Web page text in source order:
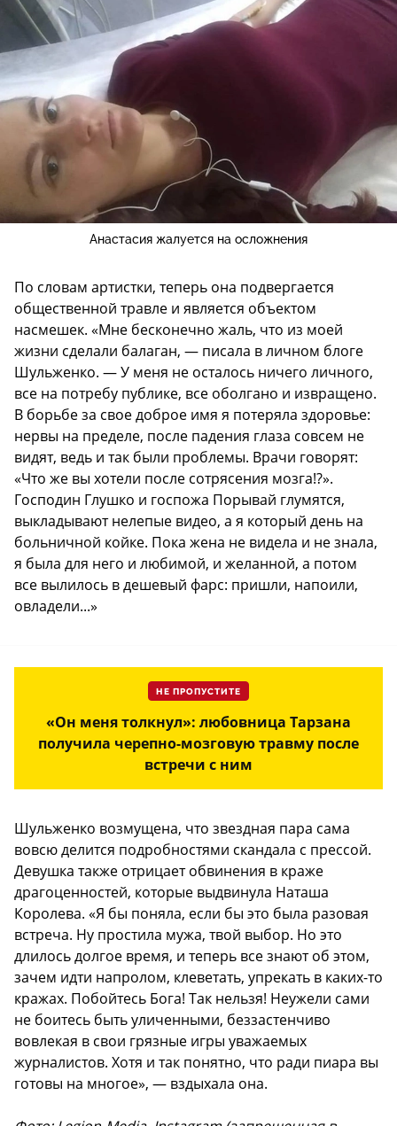
Анастасия жалуется на осложнения
По словам артистки, теперь она подвергается
общественной травле и является объектом
насмешек. «Мне бесконечно жаль, что из моей
жизни сделали балаган, — писала в личном блоге
Шульженко. — У меня не осталось ничего личного,
все на потребу публике, все оболгано и извращено.
В борьбе за свое доброе имя я потеряла здоровье:
нервы на пределе, после падения глаза совсем не
видят, ведь и так были проблемы. Врачи говорят:
«Что же вы хотели после сотрясения мозга!?».
Господин Глушко и госпожа Порывай глумятся,
выкладывают нелепые видео, а я который день на
больничной койке. Пока жена не видела и не знала,
я была для него и любимой, и желанной, а потом
все вылилось в дешевый фарс: пришли, напоили,
овладели...»
НЕ ПРОПУСТИТЕ
«Он меня толкнул»: любовница Тарзана
получила черепно-мозговую травму после
встречи с ним
Шульженко возмущена, что звездная пара сама
вовсю делится подробностями скандала с прессой.
Девушка также отрицает обвинения в краже
драгоценностей, которые выдвинула Наташа
Королева. «Я бы поняла, если бы это была разовая
встреча. Ну простила мужа, твой выбор. Но это
длилось долгое время, и теперь все знают об этом,
зачем идти напролом, клеветать, упрекать в каких-то
кражах. Побойтесь Бога! Так нельзя! Неужели сами
не боитесь быть уличенными, беззастенчиво
вовлекая в свои грязные игры уважаемых
журналистов. Хотя и так понятно, что ради пиара вы
готовы на многое», — вздыхала она.